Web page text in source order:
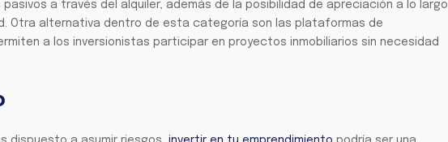
a través del alquiler, además de la posibilidad de apreciación a lo largo
Otra alternativa dentro de esta categoría son las plataformas de
a los inversionistas participar en proyectos inmobiliarios sin necesidad